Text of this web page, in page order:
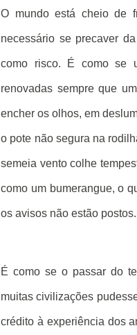
O mundo está cheio de
necessário se precaver
como risco. É como se
renovadas sempre que
encher os olhos, em
o pote não segura na
semeia vento colhe
como um bumerangue, o
os avisos não estão postos.
É como se o passar do
muitas civilizações
crédito à experiência dos